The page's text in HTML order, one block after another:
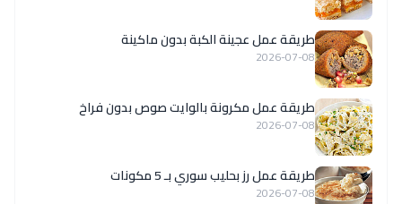
طريقة عمل عجينة الكبة بدون ماكينة
2026-07-08
طريقة عمل مكرونة بالوايت صوص بدون فراخ
2026-07-08
طريقة عمل رز بحليب سوري بـ 5 مكونات
2026-07-08